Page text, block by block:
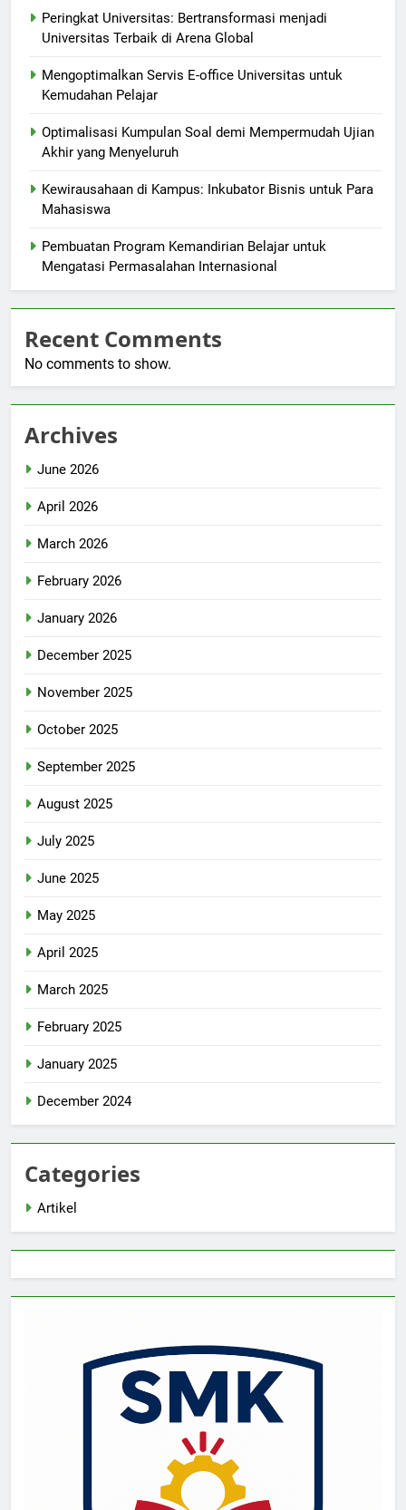
Peringkat Universitas: Bertransformasi menjadi
Universitas Terbaik di Arena Global
Mengoptimalkan Servis E-office Universitas untuk
Kemudahan Pelajar
Optimalisasi Kumpulan Soal demi Mempermudah Ujian
Akhir yang Menyeluruh
Kewirausahaan di Kampus: Inkubator Bisnis untuk Para
Mahasiswa
Pembuatan Program Kemandirian Belajar untuk
Mengatasi Permasalahan Internasional
Recent Comments
No comments to show.
Archives
June 2026
April 2026
March 2026
February 2026
January 2026
December 2025
November 2025
October 2025
September 2025
August 2025
July 2025
June 2025
May 2025
April 2025
March 2025
February 2025
January 2025
December 2024
Categories
Artikel